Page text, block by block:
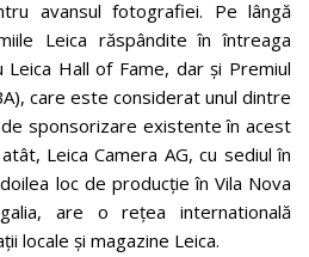
avansul fotografiei. Pe lângă
Leica răspândite în întreaga
Hall of Fame, dar și Premiul
care este considerat unul dintre
sponsorizare existente în acest
Leica Camera AG, cu sediul în
loc de producție în Vila Nova
are o rețea internatională
locale și magazine Leica.